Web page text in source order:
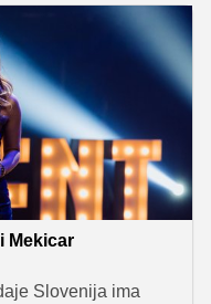
sladici se najtežje
Mekicar
Slovenija ima